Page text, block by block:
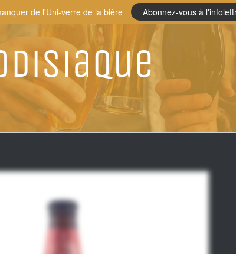
de l'Uni-verre de la bière Abonnez-vous à